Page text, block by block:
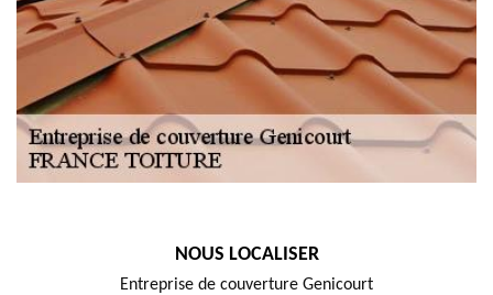
NOUS LOCALISER
Entreprise de couverture Genicourt